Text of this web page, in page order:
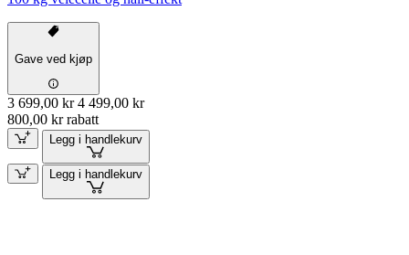
Gave ved kjøp
3 699,00 kr 4 499,00 kr
800,00 kr rabatt
Legg i handlekurv
Legg i handlekurv